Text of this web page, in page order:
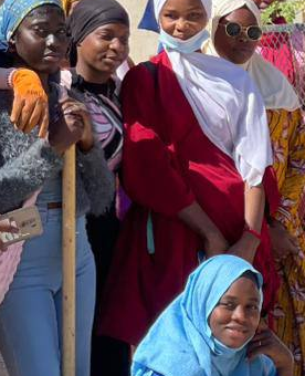
: La campagne de
dépasse ses objectifs